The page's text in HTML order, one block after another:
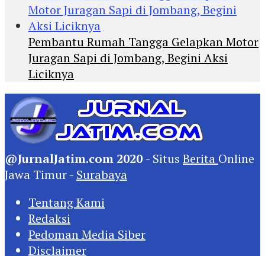
Pembantu Rumah Tangga Gelapkan Motor
Juragan Sapi di Jombang, Begini Aksi
Liciknya
@JurnalJatim.com 2020 - Situs Berita Online
Jawa Timur - Surabaya
Tentang Kami
Redaksi
Pedoman Media Siber
Disclaimer